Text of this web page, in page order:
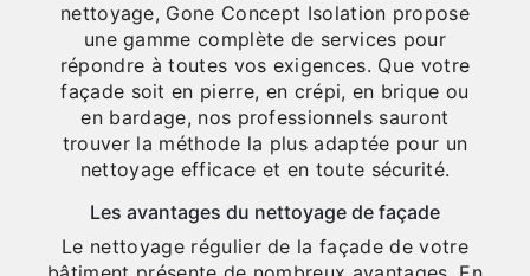
nettoyage, Gone Concept Isolation propose
une gamme complète de services pour
répondre à toutes vos exigences. Que votre
façade soit en pierre, en crépi, en brique ou
en bardage, nos professionnels sauront
trouver la méthode la plus adaptée pour un
nettoyage efficace et en toute sécurité.
Les avantages du nettoyage de façade
Le nettoyage régulier de la façade de votre